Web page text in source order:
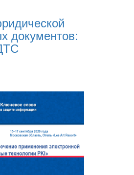
документов: